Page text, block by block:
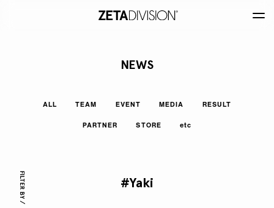
NEWS
ALL TEAM EVENT MEDIA RESULT
PARTNER STORE etc
FILTER BY / #Yaki